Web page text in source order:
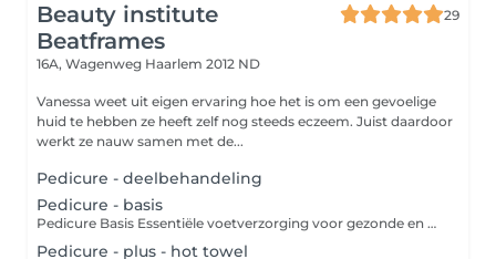
Beauty institute
Beatframes
29
16A, Wagenweg Haarlem 2012 ND
Vanessa weet uit eigen ervaring hoe het is om een gevoelige
huid te hebben ze heeft zelf nog steeds eczeem. Juist daardoor
werkt ze nauw samen met de...
Pedicure - deelbehandeling
Pedicure - basis
Pedicure Basis Essentiële voetverzorging voor gezonde en verzorgde voeten De basis pedicure is een professionele en hygiënische voetbehandeling gericht op het onderhouden van gezonde voeten. Ideaal voor wie last heeft van eelt, likdoorns of nagelproblemen, of simpelweg behoefte heeft aan een regelmatige verzorging. Wat houdt de behandeling in? Knippen en vijlen van de teennagels Reinigen van de nagelomgeving en nagelriemen Verwijderen van overtollig eelt en/of likdoorns Verzorgende voetcrème als afsluiting Aanbevolen bij: Regelmatig onderhoud van de voeten Beginnende voetproblemen zoals eelt of drukplekken Voor iedereen die gezonde, frisse en verzorgde voeten wil Duur: ± 30 minuten Resultaat: Comfortabele, verzorgde voeten met een frisse uitstraling Tip: Perfect als regelmatige behandeling of ter voorbereiding op een pedicure-plus of esthetische verzorging zoals gellak.
Pedicure - plus - hot towel